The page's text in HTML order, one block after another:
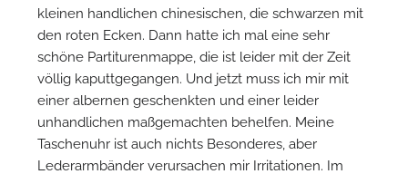
kleinen handlichen chinesischen, die schwarzen mit
den roten Ecken. Dann hatte ich mal eine sehr
schöne Partiturenmappe, die ist leider mit der Zeit
völlig kaputtgegangen. Und jetzt muss ich mir mit
einer albernen geschenkten und einer leider
unhandlichen maßgemachten behelfen. Meine
Taschenuhr ist auch nichts Besonderes, aber
Lederarmbänder verursachen mir Irritationen. Im